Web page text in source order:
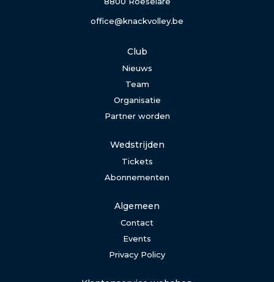
office@knackvolley.be
Club
Nieuws
Team
Organisatie
Partner worden
Wedstrijden
Tickets
Abonnementen
Algemeen
Contact
Events
Privacy Policy